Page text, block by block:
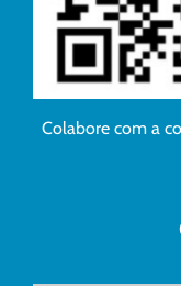
Colabore com a